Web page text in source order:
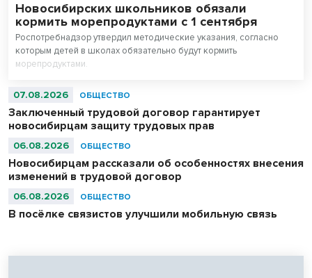
Новосибирских школьников обязали
кормить морепродуктами с 1 сентября
Роспотребнадзор утвердил методические указания, согласно
которым детей в школах обязательно будут кормить
морепродуктами.
07.08.2026 ОБЩЕСТВО
Заключенный трудовой договор гарантирует
новосибирцам защиту трудовых прав
06.08.2026 ОБЩЕСТВО
Новосибирцам рассказали об особенностях внесения
изменений в трудовой договор
06.08.2026 ОБЩЕСТВО
В посёлке связистов улучшили мобильную связь